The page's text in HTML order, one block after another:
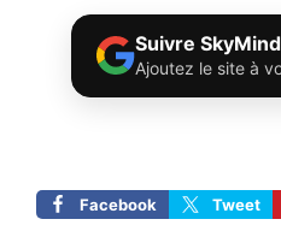
Suivre
Ajoutez le site à
Facebook Tweet